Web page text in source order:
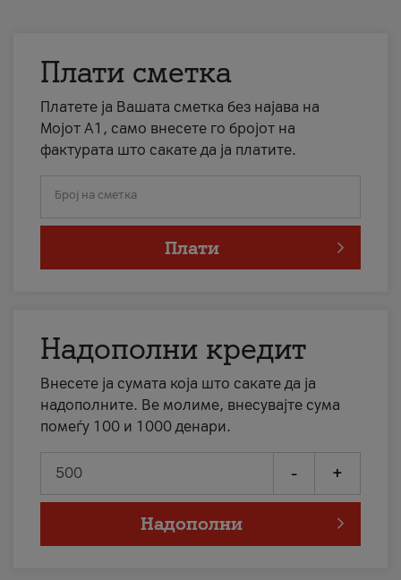
Плати сметка
Платете ја Вашата сметка без најава на
Мојот А1, само внесете го бројот на
фактурата што сакате да ја платите.
Број на сметка
Плати
Надополни кредит
Внесете ја сумата која што сакате да ја
надополните. Ве молиме, внесувајте сума
помеѓу 100 и 1000 денари.
- +
Надополни